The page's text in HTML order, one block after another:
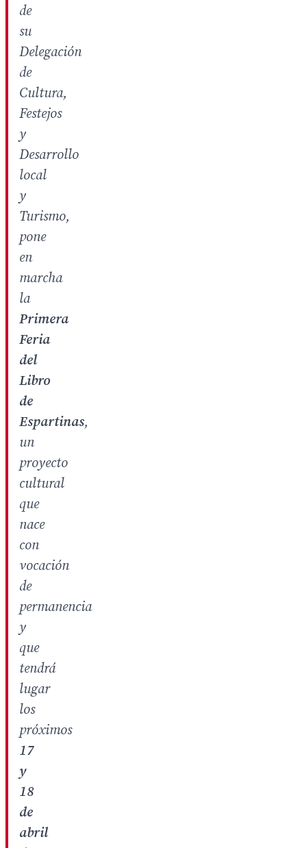
de
su
Delegación
de
Cultura,
Festejos
y
Desarrollo
local
y
Turismo,
pone
en
marcha
la
Primera
Feria
del
Libro
de
Espartinas,
un
proyecto
cultural
que
nace
con
vocación
de
permanencia
y
que
tendrá
lugar
los
próximos
17
y
18
de
abril